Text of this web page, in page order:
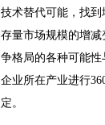
技术替代可能，找
存量市场规模的增
争格局的各种可能
企业所在产业进行
定。